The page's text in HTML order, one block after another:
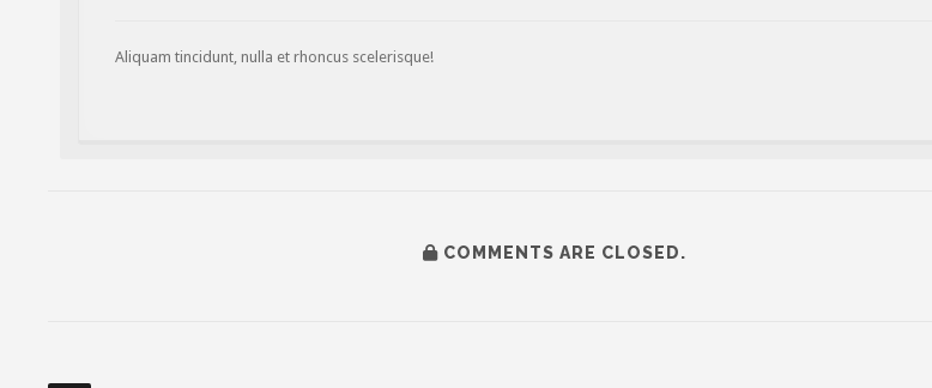
Aliquam tincidunt, nulla et rhoncus scelerisque!
COMMENTS ARE CLOSED.